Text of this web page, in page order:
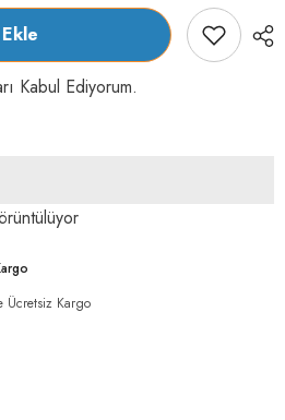
Kabul Ediyorum.
Ücretsiz Kargo